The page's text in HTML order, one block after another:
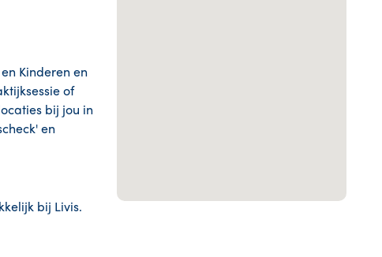
Kinderen en
of
bij jou in
en
bij Livis.